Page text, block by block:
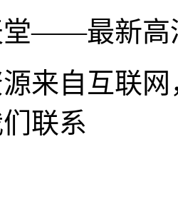
堂——最新高
来自互联
联系